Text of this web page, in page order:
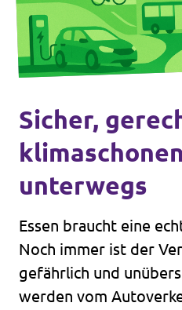
Sicher,
unterwegs
Essen braucht eine
Noch immer ist der
gefährlich und
werden vom